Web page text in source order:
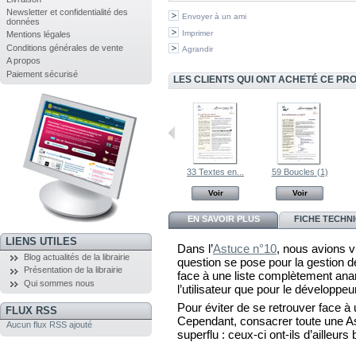
Newsletter et confidentialité des
données
Mentions légales
Conditions générales de vente
A propos
Paiement sécurisé
LIENS UTILES
Blog actualités de la librairie
Présentation de la librairie
Qui sommes nous
FLUX RSS
Aucun flux RSS ajouté
Envoyer à un ami
Imprimer
Agrandir
LES CLIENTS QUI ONT ACHETÉ CE
31 Fonctions...
Voir
Pack découverte 33 Textes en...
Voir
59 Boucles (1)
Voir
EN SAVOIR PLUS FICHE
Dans l’Astuce n°10, nous avions
question se pose pour la gestion
face à une liste complètement
l’utilisateur que pour le
Pour éviter de se retrouver face
Cependant, consacrer toute une
superflu : ceux-ci ont-ils d’ailleurs